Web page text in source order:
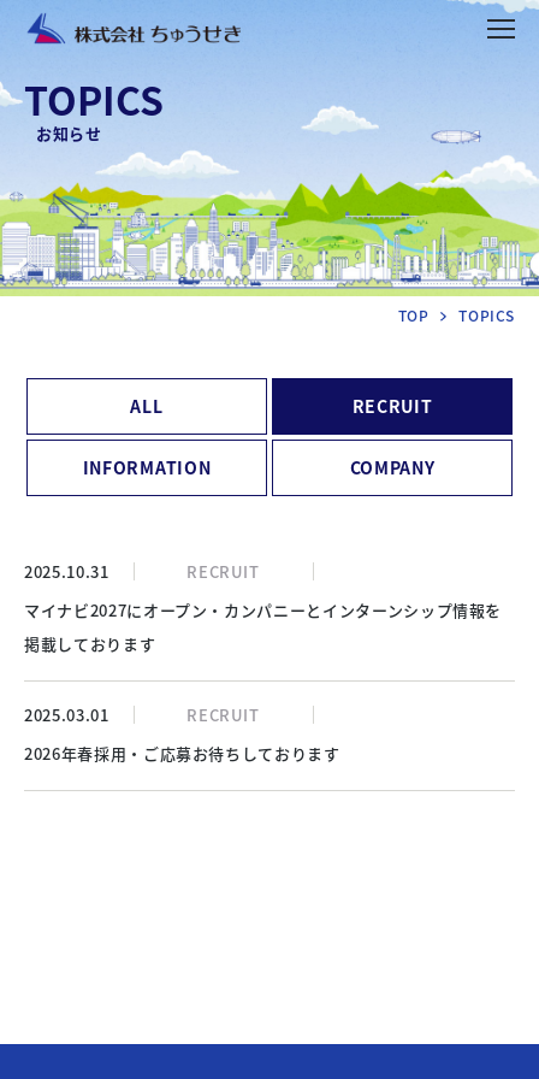
TOPICS
お知らせ
TOP TOPICS
ALL RECRUIT
INFORMATION COMPANY
2025.10.31
RECRUIT
マイナビ2027にオープン・カンパニーとインターンシップ情報を
掲載しております
2025.03.01
RECRUIT
2026年春採用・ご応募お待ちしております